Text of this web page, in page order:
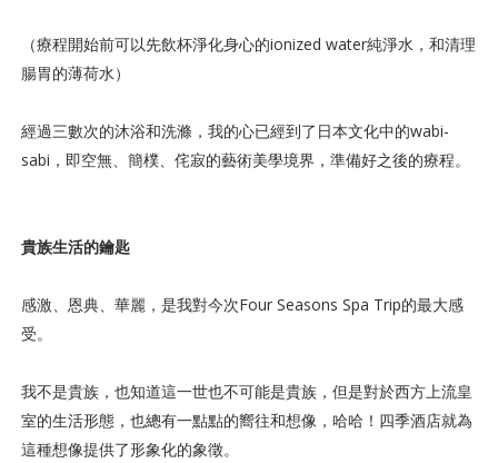
（療程開始前可以先飲杯淨化身心的ionized water純淨水，和清理
腸胃的薄荷水）
經過三數次的沐浴和洗滌，我的心已經到了日本文化中的wabi-
sabi，即空無、簡樸、侘寂的藝術美學境界，準備好之後的療程。
貴族生活的鑰匙
感激、恩典、華麗，是我對今次Four Seasons Spa Trip的最大感
受。
我不是貴族，也知道這一世也不可能是貴族，但是對於西方上流皇
室的生活形態，也總有一點點的嚮往和想像，哈哈！四季酒店就為
這種想像提供了形象化的象徵。